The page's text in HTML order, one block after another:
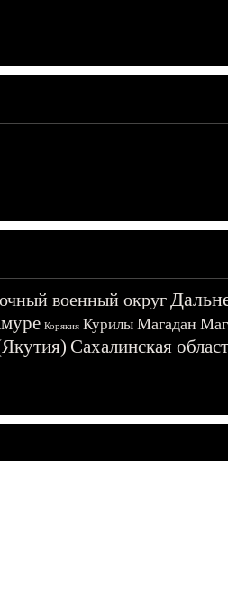
военный округ
Корякия Курилы Магадан
Сахалинская